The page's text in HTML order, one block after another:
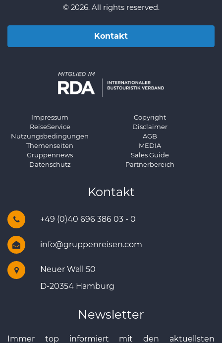
© 2026. All rights reserved.
Kontakt
Impressum
ReiseService
Nutzungsbedingungen
Themenseiten
Gruppennews
Datenschutz
Copyright
Disclaimer
AGB
MEDIA
Sales Guide
Partnerbereich
Kontakt
+49 (0)40 696 386 03 - 0
info@gruppenreisen.com
Neuer Wall 50
D-20354 Hamburg
Newsletter
Immer top informiert mit den aktuellsten